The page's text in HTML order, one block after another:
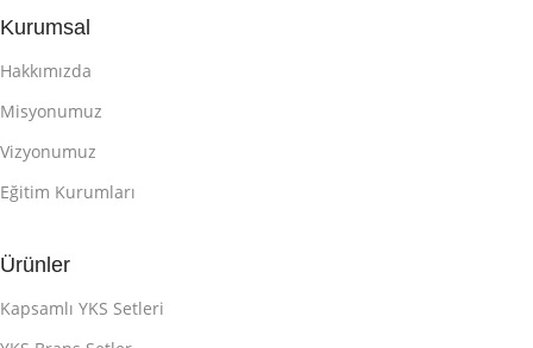
Kurumsal
Hakkımızda
Misyonumuz
Vizyonumuz
Eğitim Kurumları
Ürünler
Kapsamlı YKS Setleri